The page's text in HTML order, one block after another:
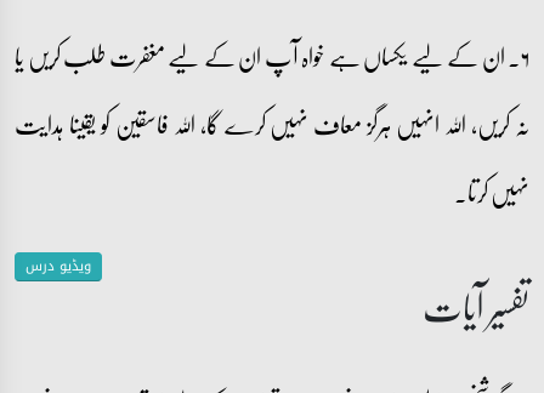
۶۔ ان کے لیے یکساں ہے خواہ آپ ان کے لیے مغفرت طلب کریں یا
نہ کریں، اللہ انہیں ہرگز معاف نہیں کرے گا، اللہ فاسقین کو یقینا ہدایت
نہیں کرتا۔
ویڈیو درس تفسیر آیات